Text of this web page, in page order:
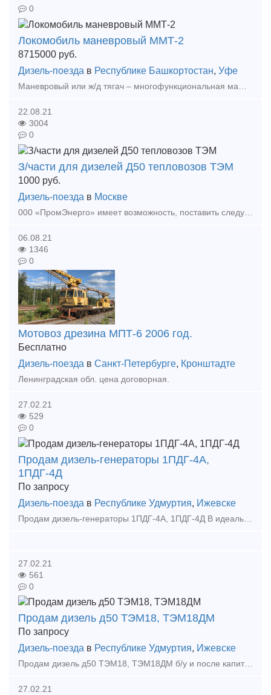
0
Локомобиль маневровый ММТ-2
8715000 руб.
Дизель-поезда в Республике Башкортостан, Уфе
Маневровый или ж/д тягач – многофункциональная машина, полностью заменяющая маневровые тепловозы и имеющая комбинированный ход, что обуславливает целый ряд её преимуществ. Локомобиль (манев
22.08.21
3004
0
З/части для дизелей Д50 тепловозов ТЭМ
1000 руб.
Дизель-поезда в Москве
06.08.21
1346
0
Мотовоз дрезина МПТ-6 2006 год.
Бесплатно
Дизель-поезда в Санкт-Петербурге, Кронштадте
Ленинградская обл. цена договорная.
27.02.21
529
0
Продам дизель-генераторы 1ПДГ-4А,
1ПДГ-4Д
По запросу
Дизель-поезда в Республике Удмуртия, Ижевске
27.02.21
561
0
Продам дизель д50 ТЭМ18, ТЭМ18ДМ
По запросу
Дизель-поезда в Республике Удмуртия, Ижевске
Продам дизель д50 ТЭМ18, ТЭМ18ДМ б/у и после капитального ремонта Также можем отремонтировать дизели под Ваши цели и задачи Андрей Тел: +7 (922) 691-53-03 E-mail: dir pk
27.02.21